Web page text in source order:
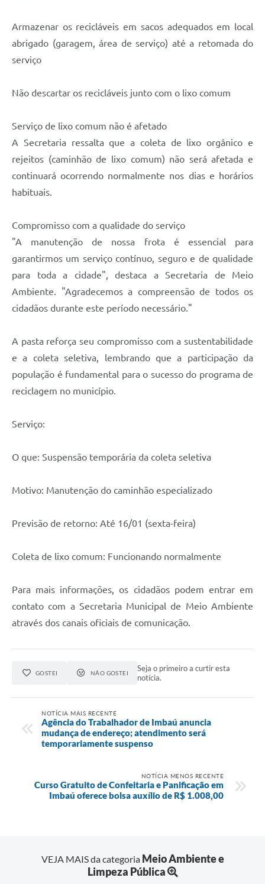
Armazenar os recicláveis em sacos adequados em local
abrigado (garagem, área de serviço) até a retomada do
serviço
Não descartar os recicláveis junto com o lixo comum
Serviço de lixo comum não é afetado
A Secretaria ressalta que a coleta de lixo orgânico e
rejeitos (caminhão de lixo comum) não será afetada e
continuará ocorrendo normalmente nos dias e horários
habituais.
Compromisso com a qualidade do serviço
"A manutenção de nossa frota é essencial para
garantirmos um serviço contínuo, seguro e de qualidade
para toda a cidade", destaca a Secretaria de Meio
Ambiente. "Agradecemos a compreensão de todos os
cidadãos durante este período necessário."
A pasta reforça seu compromisso com a sustentabilidade
e a coleta seletiva, lembrando que a participação da
população é fundamental para o sucesso do programa de
reciclagem no município.
Serviço:
O que: Suspensão temporária da coleta seletiva
Motivo: Manutenção do caminhão especializado
Previsão de retorno: Até 16/01 (sexta-feira)
Coleta de lixo comum: Funcionando normalmente
Para mais informações, os cidadãos podem entrar em
contato com a Secretaria Municipal de Meio Ambiente
através dos canais oficiais de comunicação.
GOSTEI NÃO GOSTEI
Seja o primeiro a curtir esta
notícia.
NOTÍCIA MAIS RECENTE
Agência do Trabalhador de Imbaú anuncia
mudança de endereço; atendimento será
temporariamente suspenso
NOTÍCIA MENOS RECENTE
Curso Gratuito de Confeitaria e Panificação em
Imbaú oferece bolsa auxílio de R$ 1.008,00
VEJA MAIS da categoria Meio Ambiente e
Limpeza Pública